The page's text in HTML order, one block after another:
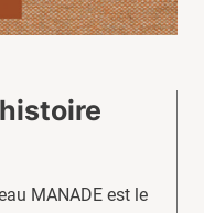
MANADE est le